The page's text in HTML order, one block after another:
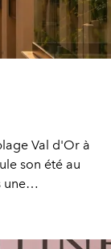
Val d'Or à
son été au
une
de